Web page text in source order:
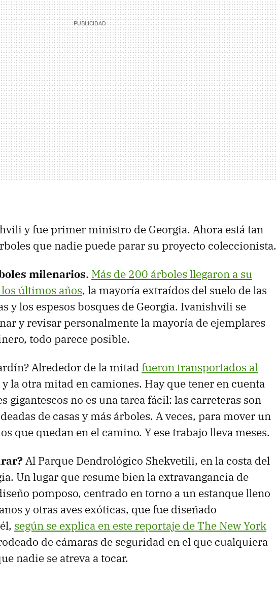
y fue primer ministro de Georgia. Ahora está tan
que nadie puede parar su proyecto coleccionista.
milenarios. Más de 200 árboles llegaron a su
últimos años, la mayoría extraídos del suelo de las
y los espesos bosques de Georgia. Ivanishvili se
y revisar personalmente la mayoría de ejemplares
todo parece posible.
Alrededor de la mitad fueron transportados al
y la otra mitad en camiones. Hay que tener en cuenta
gigantescos no es una tarea fácil: las carreteras son
de casas y más árboles. A veces, para mover un
que quedan en el camino. Y ese trabajo lleva meses.
Al Parque Dendrológico Shekvetili, en la costa del
Un lugar que resume bien la extravangancia de
pomposo, centrado en torno a un estanque lleno
y otras aves exóticas, que fue diseñado
según se explica en este reportaje de The New York
de cámaras de seguridad en el que cualquiera
nadie se atreva a tocar.